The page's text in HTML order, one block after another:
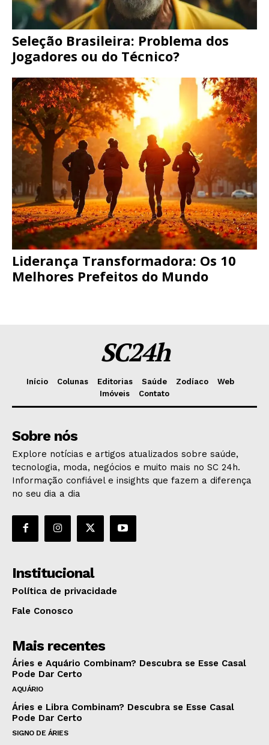
Seleção Brasileira: Problema dos
Jogadores ou do Técnico?
Liderança Transformadora: Os 10
Melhores Prefeitos do Mundo
SC24h
Início Colunas Editorias Saúde Zodíaco
Web
Imóveis
Contato
Sobre nós
Explore notícias e artigos atualizados sobre saúde,
tecnologia, moda, negócios e muito mais no SC 24h.
Informação confiável e insights que fazem a diferença
no seu dia a dia
Institucional
Política de privacidade
Fale Conosco
Mais recentes
Áries e Aquário Combinam? Descubra se Esse Casal
Pode Dar Certo
AQUÁRIO
Áries e Libra Combinam? Descubra se Esse Casal
Pode Dar Certo
SIGNO DE ÁRIES